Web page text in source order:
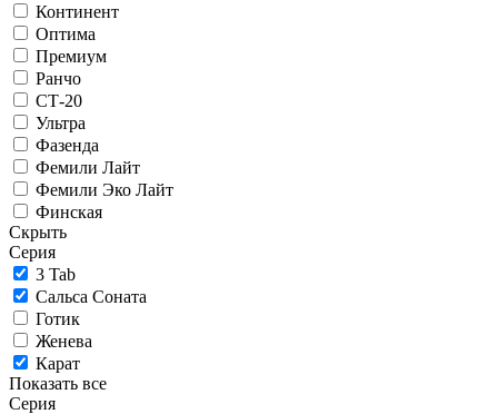
Континент
Оптима
Премиум
Ранчо
СТ-20
Ультра
Фазенда
Фемили Лайт
Фемили Эко Лайт
Финская
Скрыть
Серия
3 Tab
Сальса Соната
Готик
Женева
Карат
Показать все
Серия